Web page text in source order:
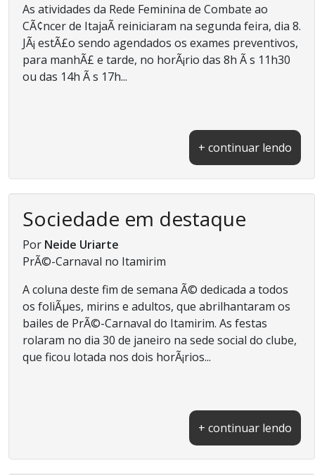
As atividades da Rede Feminina de Combate ao
CÃ¢ncer de ItajaÃ­ reiniciaram na segunda feira, dia 8.
JÃ¡ estÃ£o sendo agendados os exames preventivos,
para manhÃ£ e tarde, no horÃ¡rio das 8h Ã s 11h30
ou das 14h Ã s 17h...
+ continuar lendo
Sociedade em destaque
Por Neide Uriarte
PrÃ©-Carnaval no Itamirim
A coluna deste fim de semana Ã© dedicada a todos
os foliÃµes, mirins e adultos, que abrilhantaram os
bailes de PrÃ©-Carnaval do Itamirim. As festas
rolaram no dia 30 de janeiro na sede social do clube,
que ficou lotada nos dois horÃ¡rios...
+ continuar lendo